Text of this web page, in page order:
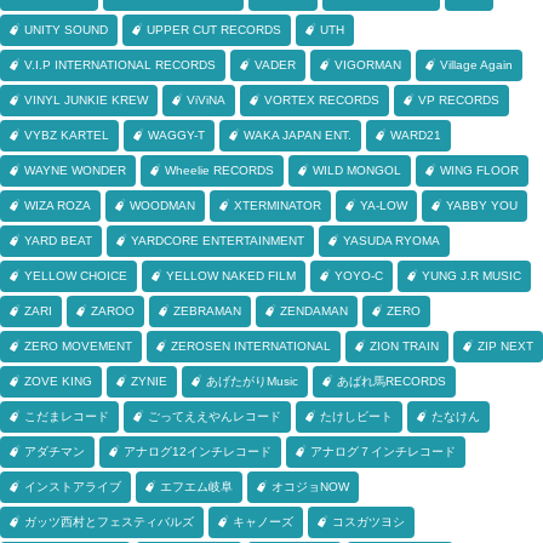
UNITY SOUND UPPER CUT RECORDS UTH
V.I.P INTERNATIONAL RECORDS VADER VIGORMAN Village Again
VINYL JUNKIE KREW ViViNA VORTEX RECORDS VP RECORDS
VYBZ KARTEL WAGGY-T WAKA JAPAN ENT. WARD21
WAYNE WONDER Wheelie RECORDS WILD MONGOL WING FLOOR
WIZA ROZA WOODMAN XTERMINATOR YA-LOW YABBY YOU
YARD BEAT YARDCORE ENTERTAINMENT YASUDA RYOMA
YELLOW CHOICE YELLOW NAKED FILM YOYO-C YUNG J.R MUSIC
ZARI ZAROO ZEBRAMAN ZENDAMAN ZERO
ZERO MOVEMENT ZEROSEN INTERNATIONAL ZION TRAIN ZIP NEXT
ZOVE KING ZYNIE あげたがりMusic あばれ馬RECORDS
こだまレコード ごってええやんレコード たけしビート たなけん
アダチマン アナログ12インチレコード アナログ７インチレコード
インストアライブ エフエム岐阜 オコジョNOW
ガッツ西村とフェスティバルズ キャノーズ コスガツヨシ